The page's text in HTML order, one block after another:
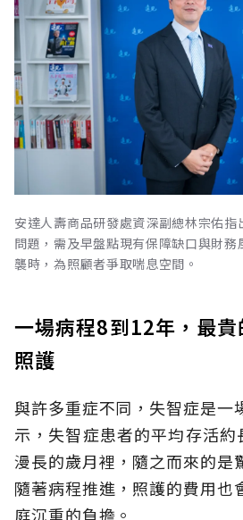
安達人壽商品研發處資深副總林宗佑
問題，需及早盤點現有保障缺口與財
襲時，為照顧者爭取喘息空間。
一場病程8到12年，最
照護
與許多重症不同，失智症是一
示，失智症患者的平均存活
漫長的歲月裡，隨之而來的是
隨著病程推進，照護的費用也
庭沉重的負擔。